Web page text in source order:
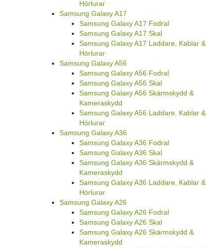
Hörlurar
Samsung Galaxy A17
Samsung Galaxy A17 Fodral
Samsung Galaxy A17 Skal
Samsung Galaxy A17 Laddare, Kablar &
Hörlurar
Samsung Galaxy A56
Samsung Galaxy A56 Fodral
Samsung Galaxy A56 Skal
Samsung Galaxy A56 Skärmskydd &
Kameraskydd
Samsung Galaxy A56 Laddare, Kablar &
Hörlurar
Samsung Galaxy A36
Samsung Galaxy A36 Fodral
Samsung Galaxy A36 Skal
Samsung Galaxy A36 Skärmskydd &
Kameraskydd
Samsung Galaxy A36 Laddare, Kablar &
Hörlurar
Samsung Galaxy A26
Samsung Galaxy A26 Fodral
Samsung Galaxy A26 Skal
Samsung Galaxy A26 Skärmskydd &
Kameraskydd